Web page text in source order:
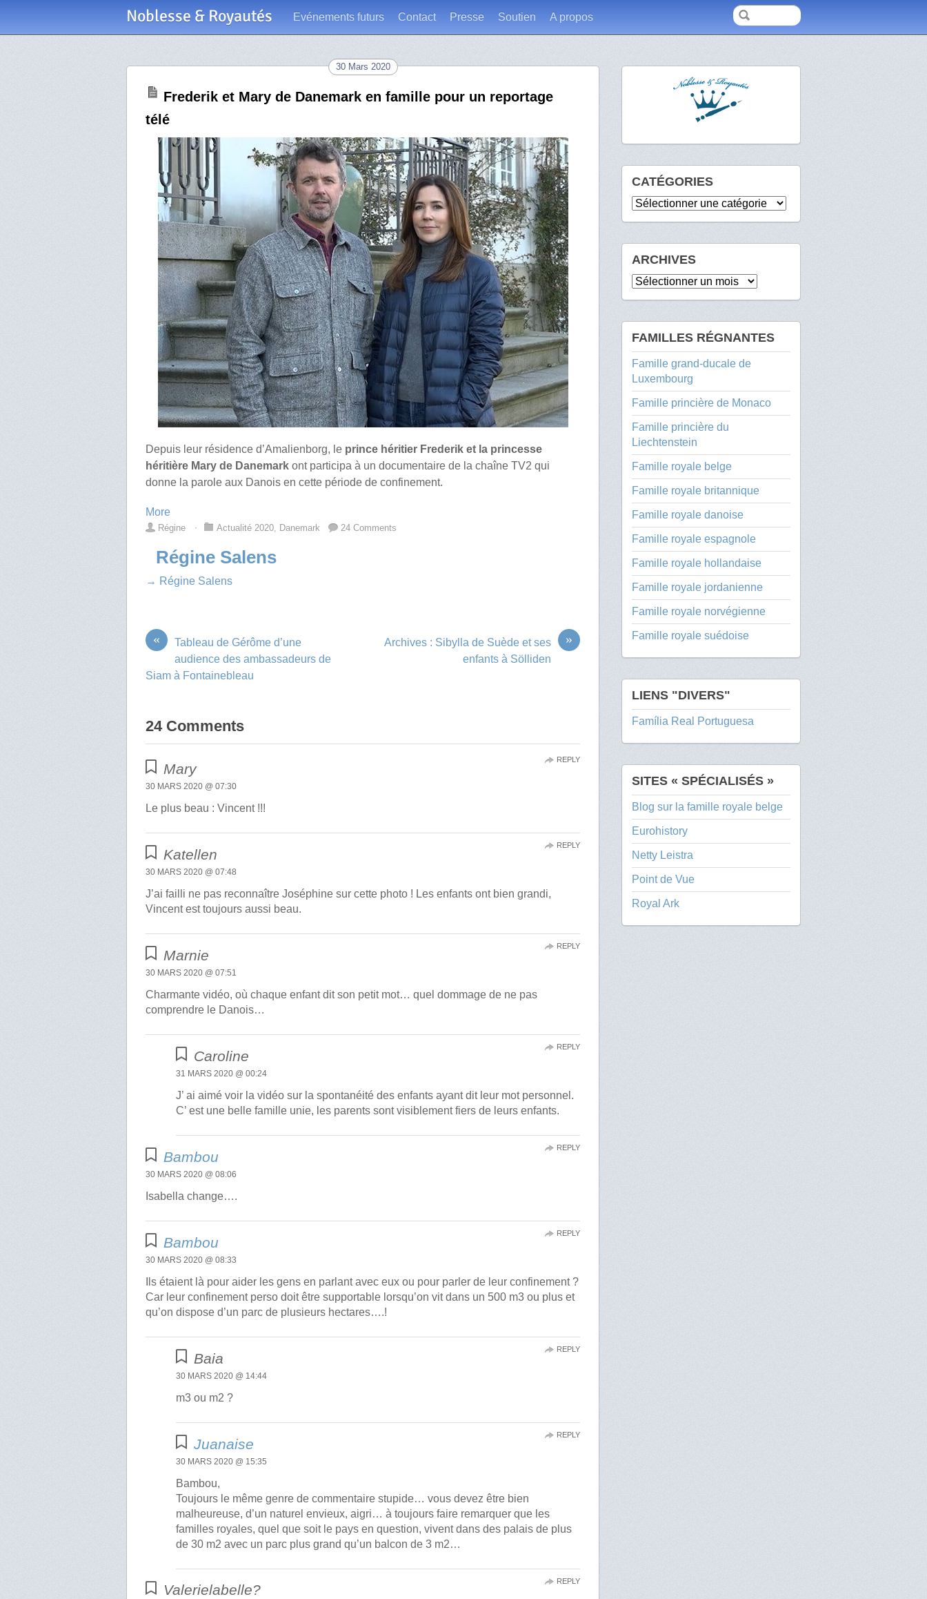
Noblesse & Royautés Evénements futurs Contact Presse Soutien A propos
30 Mars 2020
Frederik et Mary de Danemark en famille pour un reportage
télé
Depuis leur résidence d’Amalienborg, le prince héritier Frederik et la princesse
héritière Mary de Danemark ont participa à un documentaire de la chaîne TV2 qui
donne la parole aux Danois en cette période de confinement.
More
Régine ⋅ Actualité 2020 Danemark 24 Comments
Régine Salens
→ Régine Salens
«
Tableau de Gérôme d’une
audience des ambassadeurs de
Siam à Fontainebleau
»
Archives : Sibylla de Suède et ses
enfants à Sölliden
24 Comments
Mary
30 MARS 2020 @ 07:30
Le plus beau : Vincent !!!
REPLY
Katellen
30 MARS 2020 @ 07:48
J’ai failli ne pas reconnaître Joséphine sur cette photo ! Les enfants ont bien grandi,
Vincent est toujours aussi beau.
REPLY
Marnie
30 MARS 2020 @ 07:51
Charmante vidéo, où chaque enfant dit son petit mot… quel dommage de ne pas
comprendre le Danois…
REPLY
Caroline
31 MARS 2020 @ 00:24
J’ ai aimé voir la vidéo sur la spontanéité des enfants ayant dit leur mot personnel.
C’ est une belle famille unie, les parents sont visiblement fiers de leurs enfants.
REPLY
Bambou
30 MARS 2020 @ 08:06
Isabella change….
REPLY
Bambou
30 MARS 2020 @ 08:33
Ils étaient là pour aider les gens en parlant avec eux ou pour parler de leur confinement ?
Car leur confinement perso doit être supportable lorsqu’on vit dans un 500 m3 ou plus et
qu’on dispose d’un parc de plusieurs hectares….!
REPLY
Baia
30 MARS 2020 @ 14:44
m3 ou m2 ?
REPLY
Juanaise
30 MARS 2020 @ 15:35
Bambou,
Toujours le même genre de commentaire stupide… vous devez être bien
malheureuse, d’un naturel envieux, aigri… à toujours faire remarquer que les
familles royales, quel que soit le pays en question, vivent dans des palais de plus
de 30 m2 avec un parc plus grand qu’un balcon de 3 m2…
REPLY
Valerielabelle?
REPLY
CATÉGORIES
Catégories
ARCHIVES
Archives
FAMILLES RÉGNANTES
Famille grand-ducale de
Luxembourg
Famille princière de Monaco
Famille princière du
Liechtenstein
Famille royale belge
Famille royale britannique
Famille royale danoise
Famille royale espagnole
Famille royale hollandaise
Famille royale jordanienne
Famille royale norvégienne
Famille royale suédoise
LIENS "DIVERS"
Família Real Portuguesa
SITES « SPÉCIALISÉS »
Blog sur la famille royale belge
Eurohistory
Netty Leistra
Point de Vue
Royal Ark